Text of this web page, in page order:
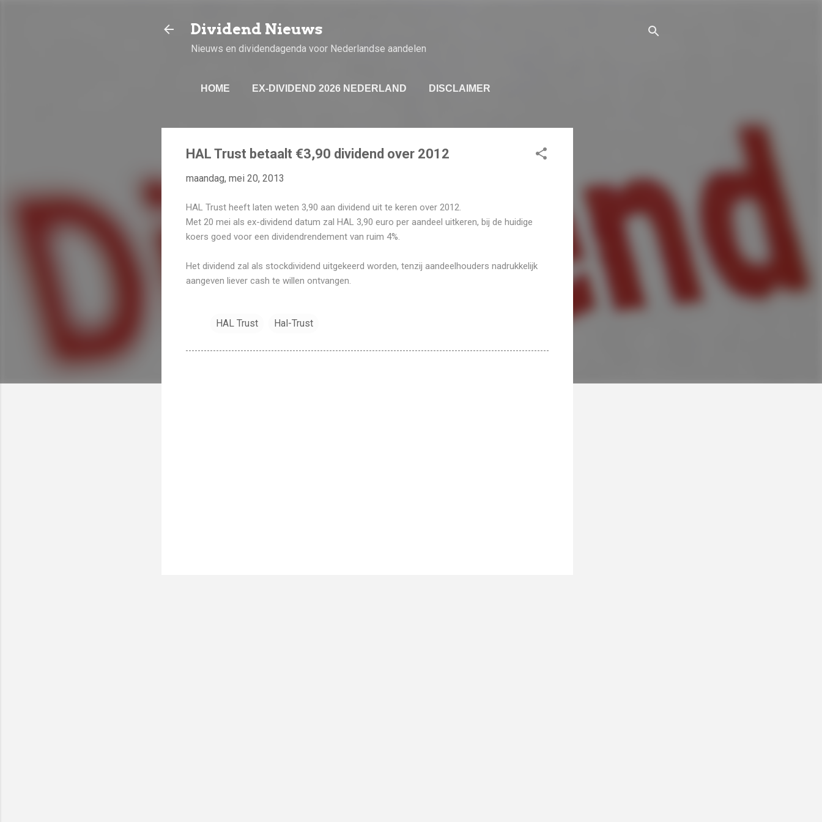
Dividend Nieuws
Nieuws en dividendagenda voor Nederlandse aandelen
HOME EX-DIVIDEND 2026 NEDERLAND DISCLAIMER
HAL Trust betaalt €3,90 dividend over 2012
maandag, mei 20, 2013
HAL Trust heeft laten weten 3,90 aan dividend uit te keren over 2012.
Met 20 mei als ex-dividend datum zal HAL 3,90 euro per aandeel uitkeren, bij de huidige
koers goed voor een dividendrendement van ruim 4%.
Het dividend zal als stockdividend uitgekeerd worden, tenzij aandeelhouders nadrukkelijk
aangeven liever cash te willen ontvangen.
HAL Trust Hal-Trust